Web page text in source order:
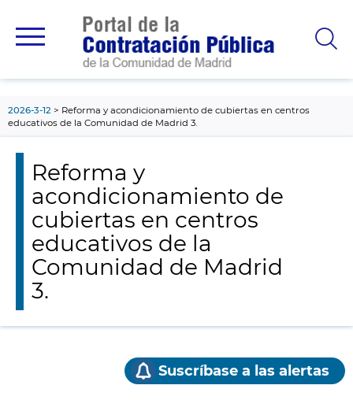
principal
2026-3-12
Reforma y acondicionamiento de cubiertas en centros
educativos de la Comunidad de Madrid 3.
Reforma y
acondicionamiento de
cubiertas en centros
educativos de la
Comunidad de Madrid
3.
Suscríbase a las alertas